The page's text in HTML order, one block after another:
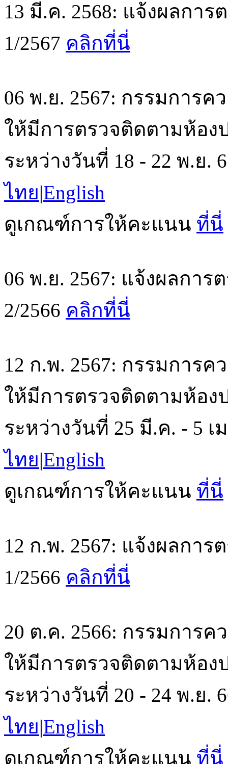
13 มี.ค. 2568: แจ้งผลกา
1/2567 คลิกที่นี่
06 พ.ย. 2567: กรรมการ
ให้มีการตรวจติดตามห้อง
ระหว่างวันที่ 18 - 22 พ.ย
ไทย|English
ดูเกณฑ์การให้คะแนน ที่นี่
06 พ.ย. 2567: แจ้งผลกา
2/2566 คลิกที่นี่
12 ก.พ. 2567: กรรมการ
ให้มีการตรวจติดตามห้อง
ระหว่างวันที่ 25 มี.ค. - 5
ไทย|English
ดูเกณฑ์การให้คะแนน ที่นี่
12 ก.พ. 2567: แจ้งผลกา
1/2566 คลิกที่นี่
20 ต.ค. 2566: กรรมการ
ให้มีการตรวจติดตามห้อง
ระหว่างวันที่ 20 - 24 พ.ย
ไทย|English
ดูเกณฑ์การให้คะแนน ที่นี่